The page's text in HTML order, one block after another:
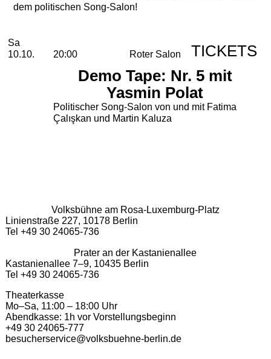
dem politischen Song-Salon!
Aufführungen
2026
Oktober
Samstag, 10. Oktober 2026
Sa
10.10.
20:00 Roter Salon
Demo Tape: Nr. 5 mit
Yasmin Polat
Politischer Song-Salon von und mit Fatima
Çalışkan und Martin Kaluza
TICKETS
Volksbühne am Rosa-Luxemburg-Platz
Linienstraße 227, 10178 Berlin
Tel +49 30 24065-736
Prater an der Kastanienallee
Kastanienallee 7–9, 10435 Berlin
Tel +49 30 24065-736
Theaterkasse
Mo–Sa, 11:00 – 18:00 Uhr
Abendkasse: 1h vor Vorstellungsbeginn
+49 30 24065-777
besucherservice@volksbuehne-berlin.de